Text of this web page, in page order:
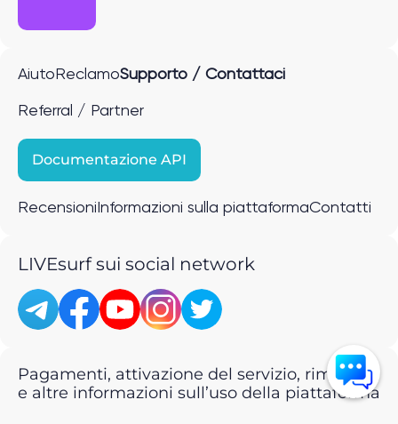
Aiuto ReclamoSupporto / Contattaci
Referral / Partner
Documentazione API
Recensioni Informazioni sulla piattaformaContatti
LIVEsurf sui social network
Pagamenti, attivazione del servizio, rimborsi
e altre informazioni sull’uso della piattaforma